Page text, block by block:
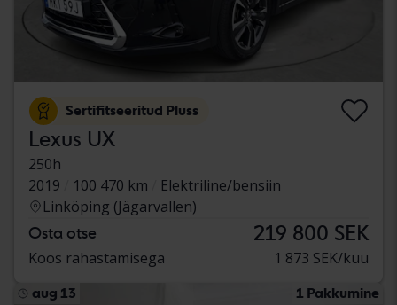
Sertifitseeritud Pluss
Lexus UX
250h
2019
100 470 km
Elektriline/bensiin
Linköping (Jägarvallen)
Osta otse 219 800 SEK
Koos rahastamisega 1 873 SEK/kuu
aug 13 1 Pakkumine